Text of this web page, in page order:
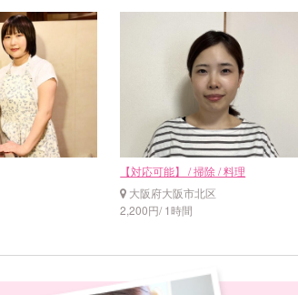
【対応可能】 / 掃除 / 料理
大阪府大阪市北区
2,200円/ 1時間